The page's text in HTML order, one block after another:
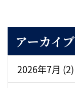
アーカイブ
2026年7月 (2)